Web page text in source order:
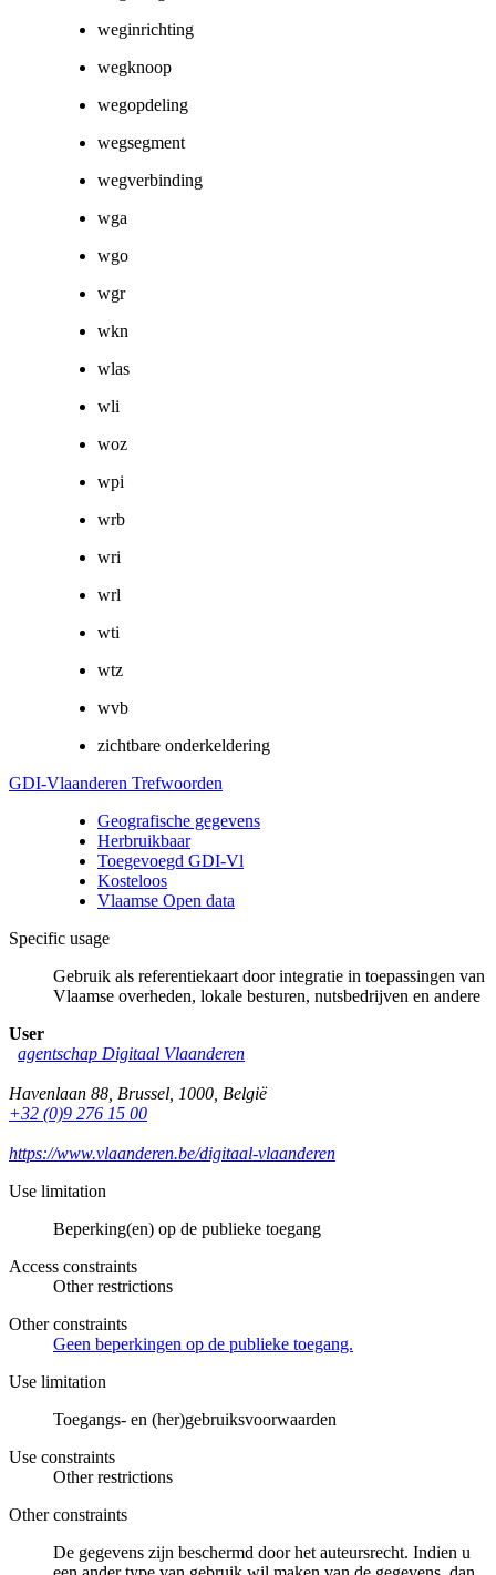
weginrichting
wegknoop
wegopdeling
wegsegment
wegverbinding
wga
wgo
wgr
wkn
wlas
wli
woz
wpi
wrb
wri
wrl
wti
wtz
wvb
zichtbare onderkeldering
GDI-Vlaanderen Trefwoorden
Geografische gegevens
Herbruikbaar
Toegevoegd GDI-Vl
Kosteloos
Vlaamse Open data
Specific usage
Gebruik als referentiekaart door integratie in toepassingen van
Vlaamse overheden, lokale besturen, nutsbedrijven en andere
User
agentschap Digitaal Vlaanderen
Havenlaan 88 Brussel 1000 België
+32 (0)9 276 15 00
https://www.vlaanderen.be/digitaal-vlaanderen
Use limitation
Beperking(en) op de publieke toegang
Access constraints
Other restrictions
Other constraints
Geen beperkingen op de publieke toegang.
Use limitation
Toegangs- en (her)gebruiksvoorwaarden
Use constraints
Other restrictions
Other constraints
De gegevens zijn beschermd door het auteursrecht. Indien u